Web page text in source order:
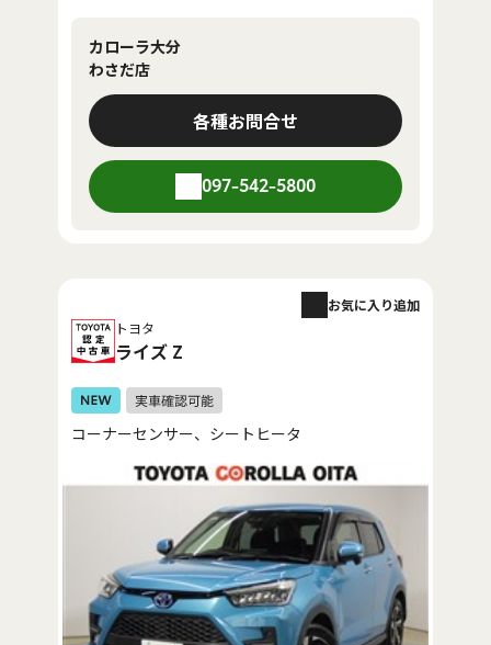
カローラ大分
わさだ店
各種お問合せ
097-542-5800
トヨタ
ライズ Z
お気に入り追加
コーナーセンサー、シートヒータ